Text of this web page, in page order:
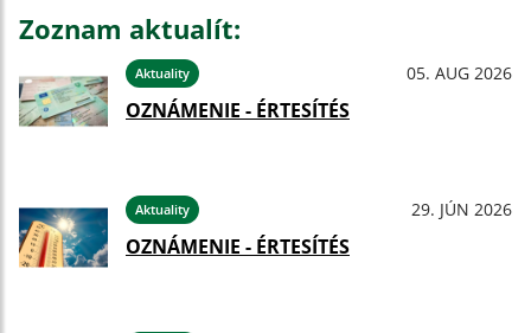
Zoznam aktualít:
Aktuality 05. AUG 2026
OZNÁMENIE - ÉRTESÍTÉS
Aktuality 29. JÚN 2026
OZNÁMENIE - ÉRTESÍTÉS